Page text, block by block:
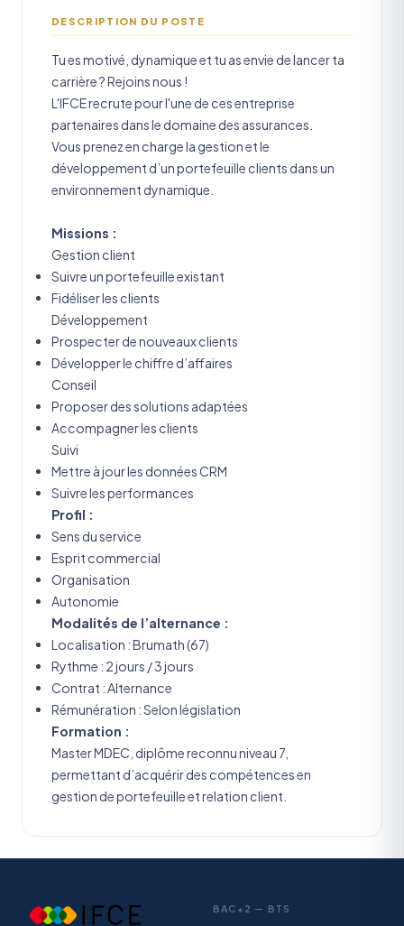
DESCRIPTION DU POSTE
Tu es motivé, dynamique et tu as envie de lancer ta
carrière ? Rejoins nous !
L'IFCE recrute pour l'une de ces entreprise
partenaires dans le domaine des assurances.
Vous prenez en charge la gestion et le
développement d’un portefeuille clients dans un
environnement dynamique.
Missions :
Gestion client
Suivre un portefeuille existant
Fidéliser les clients
Développement
Prospecter de nouveaux clients
Développer le chiffre d’affaires
Conseil
Proposer des solutions adaptées
Accompagner les clients
Suivi
Mettre à jour les données CRM
Suivre les performances
Profil :
Sens du service
Esprit commercial
Organisation
Autonomie
Modalités de l’alternance :
Localisation : Brumath (67)
Rythme : 2 jours / 3 jours
Contrat : Alternance
Rémunération : Selon législation
Formation :
Master MDEC, diplôme reconnu niveau 7,
permettant d’acquérir des compétences en
gestion de portefeuille et relation client.
BAC+2 — BTS